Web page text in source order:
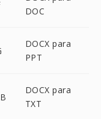
DOC
DOCX para
PPT
DOCX para
TXT